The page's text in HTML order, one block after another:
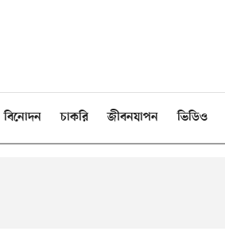
বিনোদন চাকরি জীবনযাপন ভিডিও